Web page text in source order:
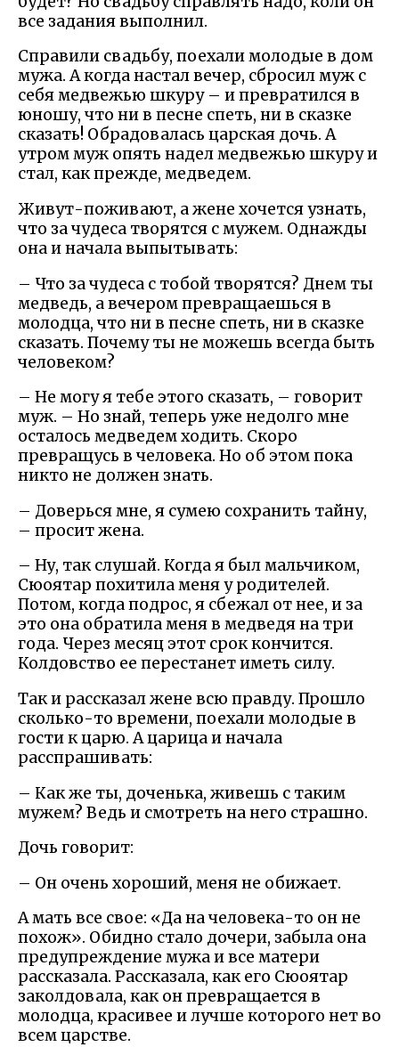
все задания выполнил.
Справили свадьбу, поехали молодые в дом
мужа. А когда настал вечер, сбросил муж с
себя медвежью шкуру – и превратился в
юношу, что ни в песне спеть, ни в сказке
сказать! Обрадовалась царская дочь. А
утром муж опять надел медвежью шкуру и
стал, как прежде, медведем.
Живут-поживают, а жене хочется узнать,
что за чудеса творятся с мужем. Однажды
она и начала выпытывать:
– Что за чудеса с тобой творятся? Днем ты
медведь, а вечером превращаешься в
молодца, что ни в песне спеть, ни в сказке
сказать. Почему ты не можешь всегда быть
человеком?
– Не могу я тебе этого сказать, – говорит
муж. – Но знай, теперь уже недолго мне
осталось медведем ходить. Скоро
превращусь в человека. Но об этом пока
никто не должен знать.
– Доверься мне, я сумею сохранить тайну,
– просит жена.
– Ну, так слушай. Когда я был мальчиком,
Сюоятар похитила меня у родителей.
Потом, когда подрос, я сбежал от нее, и за
это она обратила меня в медведя на три
года. Через месяц этот срок кончится.
Колдовство ее перестанет иметь силу.
Так и рассказал жене всю правду. Прошло
сколько-то времени, поехали молодые в
гости к царю. А царица и начала
расспрашивать:
– Как же ты, доченька, живешь с таким
мужем? Ведь и смотреть на него страшно.
Дочь говорит:
– Он очень хороший, меня не обижает.
А мать все свое: «Да на человека-то он не
похож». Обидно стало дочери, забыла она
предупреждение мужа и все матери
рассказала. Рассказала, как его Сюоятар
заколдовала, как он превращается в
молодца, красивее и лучше которого нет во
всем царстве.